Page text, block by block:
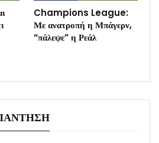
Champions League:
Με ανατροπή η Μπάγερν,
“πάλεψε” η Ρεάλ